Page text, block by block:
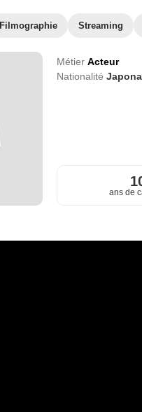
Filmographie Streaming
Métier Acteur
Nationalité
ans de